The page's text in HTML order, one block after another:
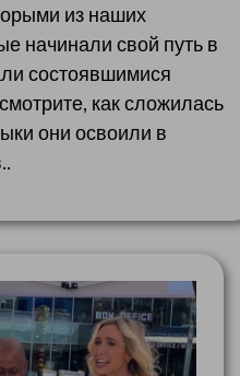
из наших
начинали свой путь в
состоявшимися
как сложилась
они освоили в